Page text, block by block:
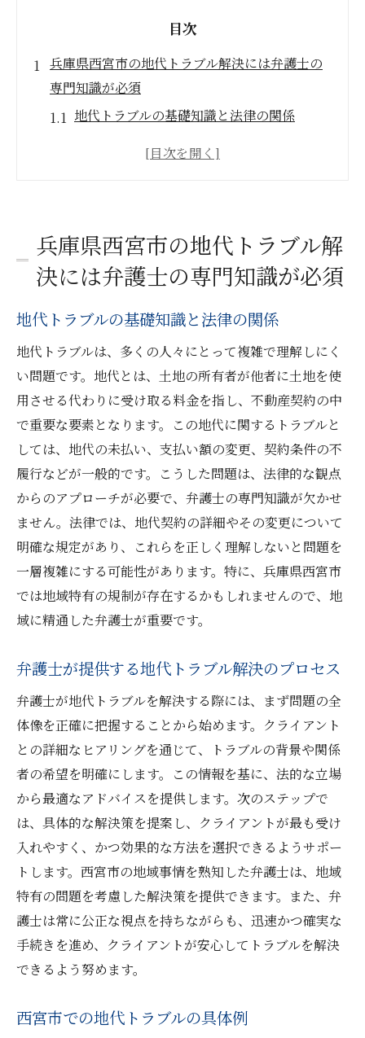
目次
兵庫県西宮市の地代トラブル解決には弁護士の
専門知識が必須
地代トラブルの基礎知識と法律の関係
弁護士が提供する地代トラブル解決のプロ
法律の専門家による地代契約の重要性
西宮市における弁護士の専門知識の活用法
一歩
地代トラブル発生時の最初の対応策
弁護士相談前に準備すべきこと
地代問題における証拠収集のポイント
西宮市の弁護士を選ぶ際の基準
地代トラブルで失敗しない相談方法
初めての弁護士相談を成功させるためのヒ
ント
法律のプロが解説する地代トラブル解決のため
のキーポイント
地代トラブルを解決する法律の基本
合意形成を促進するための交渉術
地代トラブルの法的解決策とは
弁護士が指南する地代トラブルの解決ステ
西宮市の地代問題を迅速に解決するための弁護
士の選び方
経験豊富な弁護士の見分け方
地域に精通した弁護士の強み
弁護士選びで重視すべきポイント
成功率の高い弁護士の特徴とは
西宮市で信頼できる弁護士を探す方法
法律事務所の選定基準と注意点
安心して地代トラブルを解決するために弁護士
兵庫県西宮市の地代トラブル解
決には弁護士の専門知識が必須
地代トラブルの基礎知識と法律の関係
地代トラブルは、多くの人々にとって複雑で理解しにく
い問題です。地代とは、土地の所有者が他者に土地を使
用させる代わりに受け取る料金を指し、不動産契約の中
で重要な要素となります。この地代に関するトラブルと
しては、地代の未払い、支払い額の変更、契約条件の不
履行などが一般的です。こうした問題は、法律的な観点
からのアプローチが必要で、弁護士の専門知識が欠かせ
ません。法律では、地代契約の詳細やその変更について
明確な規定があり、これらを正しく理解しないと問題を
一層複雑にする可能性があります。特に、兵庫県西宮市
では地域特有の規制が存在するかもしれませんので、地
域に精通した弁護士が重要です。
弁護士が提供する地代トラブル解決のプロセス
弁護士が地代トラブルを解決する際には、まず問題の全
体像を正確に把握することから始めます。クライアント
との詳細なヒアリングを通じて、トラブルの背景や関係
者の希望を明確にします。この情報を基に、法的な立場
から最適なアドバイスを提供します。次のステップで
は、具体的な解決策を提案し、クライアントが最も受け
入れやすく、かつ効果的な方法を選択できるようサポー
トします。西宮市の地域事情を熟知した弁護士は、地域
特有の問題を考慮した解決策を提供できます。また、弁
護士は常に公正な視点を持ちながらも、迅速かつ確実な
手続きを進め、クライアントが安心してトラブルを解決
できるよう努めます。
西宮市での地代トラブルの具体例